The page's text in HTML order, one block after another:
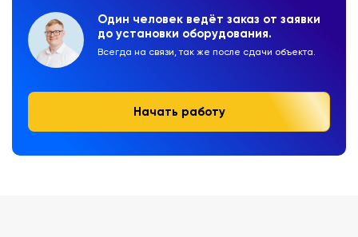
Один человек ведёт заказ от заявки
до установки оборудования.
Всегда на связи, так же после сдачи объекта.
Начать работу